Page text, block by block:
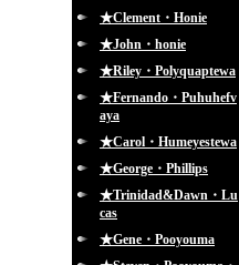
★Clement・Honie
★John・honie
★Riley・Polyquaptewa
★Fernando・Puhuhefv
aya
★Carol・Humeyestewa
★George・Phillips
★Trinidad&Dawn・Lu
cas
★Gene・Pooyouma